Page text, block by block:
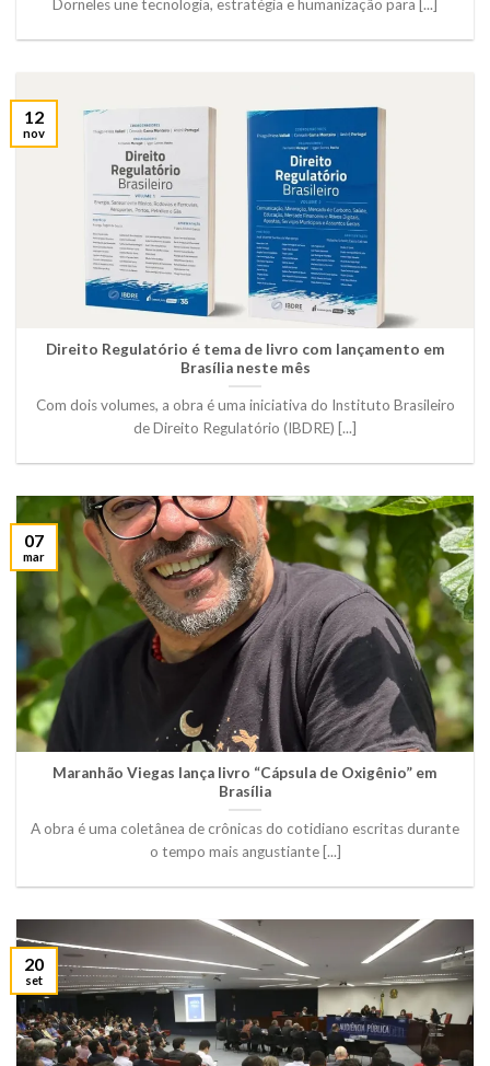
Dorneles une tecnologia, estratégia e humanização para [...]
Direito Regulatório é tema de livro com lançamento em
Brasília neste mês
Com dois volumes, a obra é uma iniciativa do Instituto Brasileiro
de Direito Regulatório (IBDRE) [...]
12
nov
Maranhão Viegas lança livro “Cápsula de Oxigênio” em
Brasília
A obra é uma coletânea de crônicas do cotidiano escritas durante
o tempo mais angustiante [...]
07
mar
20
set